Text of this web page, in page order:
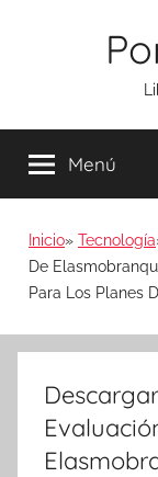
Menú
Inicio Tecnología
De
Para Los Planes